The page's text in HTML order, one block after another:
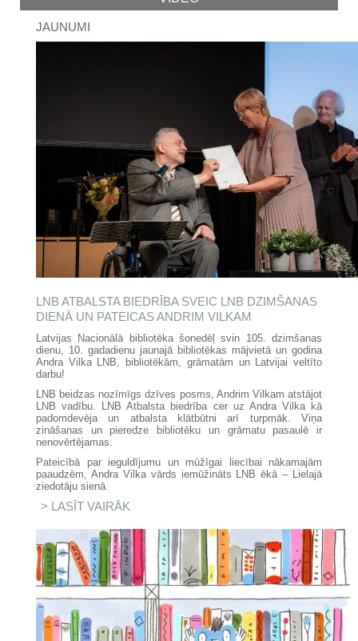
JAUNUMI
LNB ATBALSTA BIEDRĪBA SVEIC LNB DZIMŠANAS
DIENĀ UN PATEICAS ANDRIM VILKAM
Latvijas Nacionālā bibliotēka šonedēļ svin 105. dzimšanas
dienu, 10. gadadienu jaunajā bibliotēkas mājvietā un godina
Andra Vilka LNB, bibliotēkām, grāmatām un Latvijai veltīto
darbu!
LNB beidzas nozīmīgs dzīves posms, Andrim Vilkam atstājot
LNB vadību. LNB Atbalsta biedrība cer uz Andra Vilka kā
padomdevēja un atbalsta klātbūtni arī turpmāk. Viņa
zināšanas un pieredze bibliotēku un grāmatu pasaulē ir
nenovērtējamas.
Pateicībā par ieguldījumu un mūžīgai liecībai nākamajām
paaudzēm, Andra Vilka vārds iemūžināts LNB ēkā – Lielajā
ziedotāju sienā.
LASĪT VAIRĀK
UN PATEICAS ANDRIM VILKAM